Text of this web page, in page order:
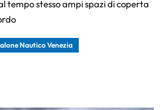
tempo stesso ampi spazi di coperta
Nautico Venezia